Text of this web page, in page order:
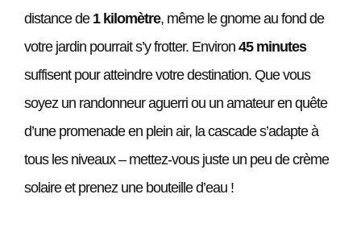
distance de 1 kilomètre, même le gnome au fond de
votre jardin pourrait s’y frotter. Environ 45 minutes
suffisent pour atteindre votre destination. Que vous
soyez un randonneur aguerri ou un amateur en quête
d’une promenade en plein air, la cascade s’adapte à
tous les niveaux – mettez-vous juste un peu de crème
solaire et prenez une bouteille d’eau !